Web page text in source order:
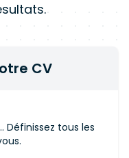
CV
Définissez tous les